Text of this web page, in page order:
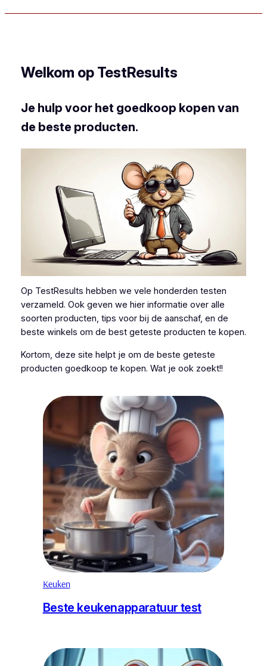
Welkom op TestResults
Je hulp voor het goedkoop kopen van
de beste producten.
Op TestResults hebben we vele honderden testen
verzameld. Ook geven we hier informatie over alle
soorten producten, tips voor bij de aanschaf, en de
beste winkels om de best geteste producten te kopen.
Kortom, deze site helpt je om de beste geteste
producten goedkoop te kopen. Wat je ook zoekt!!
Keuken
Beste keukenapparatuur test